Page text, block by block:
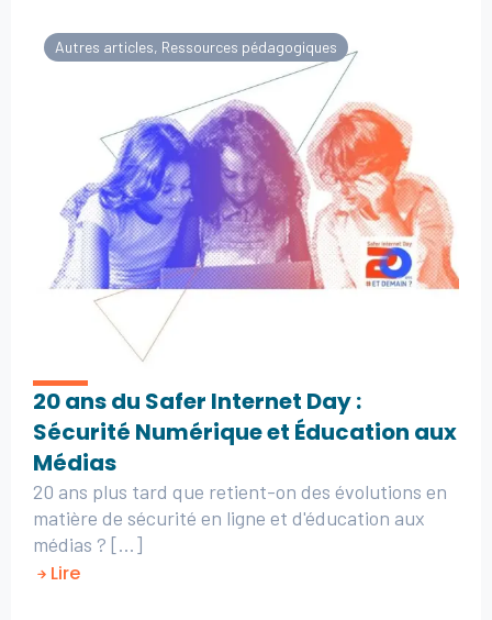
Autres articles, Ressources pédagogiques
20 ans du Safer Internet Day :
Sécurité Numérique et Éducation aux
Médias
20 ans plus tard que retient-on des évolutions en
matière de sécurité en ligne et d'éducation aux
médias ? [...]
Lire